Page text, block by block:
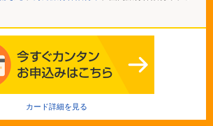
カード詳細を見る